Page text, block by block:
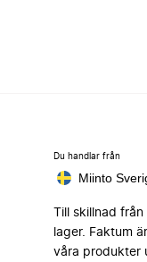
Du handlar från
Miinto
Till skillnad
lager. Faktum
våra produkter